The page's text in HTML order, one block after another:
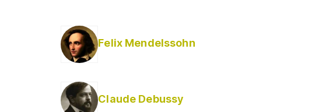
Felix Mendelssohn
Claude Debussy